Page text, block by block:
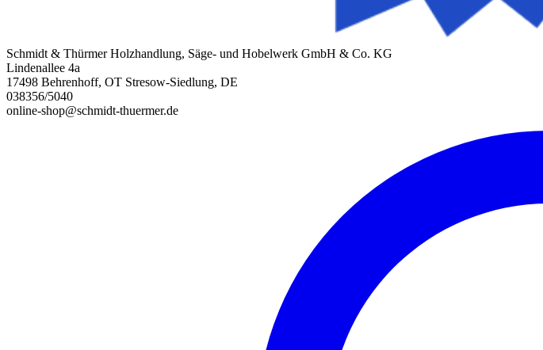
Schmidt & Thürmer Holzhandlung, Säge- und Hobelwerk GmbH & Co. KG
Lindenallee 4a
17498 Behrenhoff, OT Stresow-Siedlung, DE
038356/5040
online-shop@schmidt-thuermer.de